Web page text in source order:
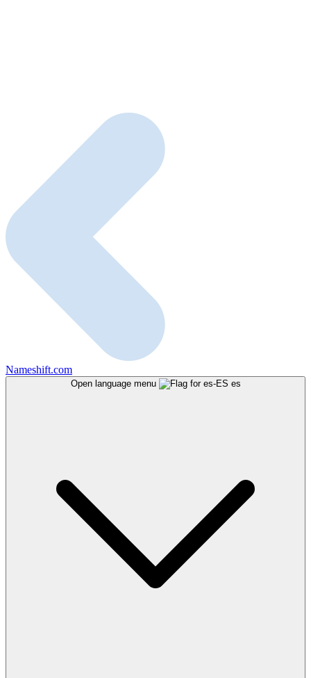
Nameshift.com
Open language menu es